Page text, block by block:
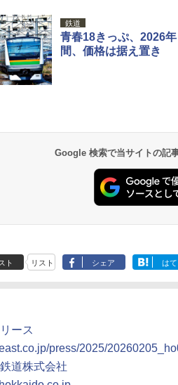
10,450円～
19,541円～
7,950円～
5,758円～
鉄道
青春18きっぷ、2026
間、価格は据え置き
Google 検索で当サイトの記
ト リスト シェア は
ース
press/2025/
道株式会社